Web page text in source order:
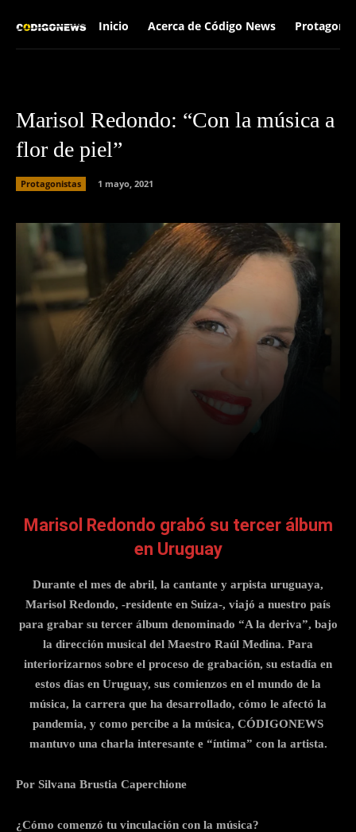
Inicio Acerca de Código News
Marisol Redondo: “Con la música a
flor de piel”
Protagonistas 1 mayo, 2021
Marisol Redondo grabó su tercer álbum
en Uruguay
Durante el mes de abril, la cantante y arpista uruguaya,
Marisol Redondo, -residente en Suiza-, viajó a nuestro país
para grabar su tercer álbum denominado “A la deriva”, bajo
la dirección musical del Maestro Raúl Medina. Para
interiorizarnos sobre el proceso de grabación, su estadía en
estos días en Uruguay, sus comienzos en el mundo de la
música, la carrera que ha desarrollado, cómo le afectó la
pandemia, y como percibe a la música, CÓDIGONEWS
mantuvo una charla interesante e “íntima” con la artista.
Por Silvana Brustia Caperchione
¿Cómo comenzó tu vinculación con la música?